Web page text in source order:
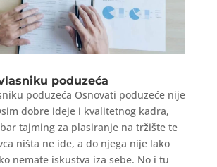
poduzeća
poduzeća Osnovati poduzeće nije
dobre ideje i kvalitetnog kadra,
tajming za plasiranje na tržište te
ništa ne ide, a do njega nije lako
nemate iskustva iza sebe. No i tu